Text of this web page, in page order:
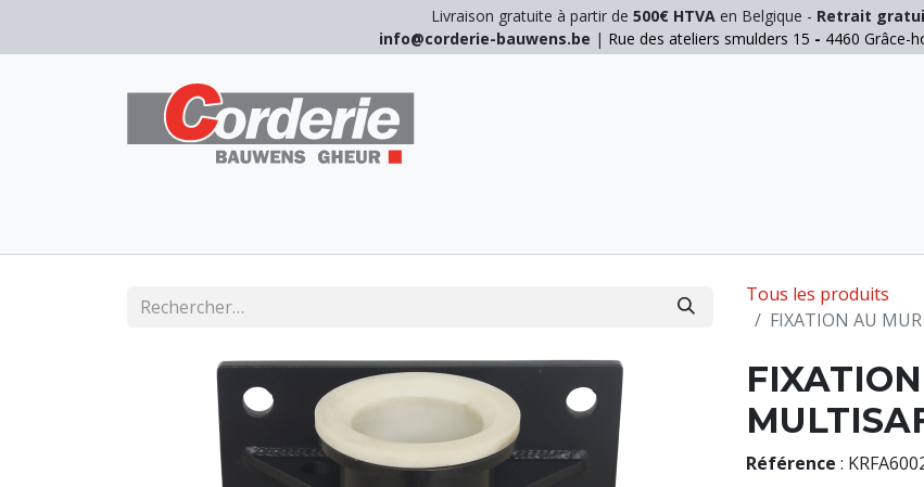
Livraison gratuite à partir de 500€ HTVAen Belgique - Retrait
info@corderie-bauwens.be | Rue des ateliers smulders 15 - 4460 Grâce-
Tous les produits
FIXATION AU
Référence :